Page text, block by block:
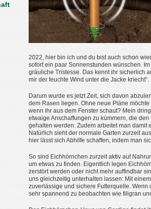
2022, hier bin ich und du bist auch schon
sofort ein paar Sonnenstunden wünschen.
gräuliche Tristesse. Das kennt ihr sicherlich
mir der feuchte Wind unter die Jacke
Darum wurde es jetzt Zeit, sich davon
dem Rasen liegen. Ohne neue Pläne
wenn ihr aus dem Fenster schaut? Mein
etwaige Anschaffungen zu kümmern, die
gehalten werden. Zudem arbeitet man damit
Natürlich sieht der normale Garten zurzeit
hier lässt sich Abhilfe schaffen, indem man
So sind Eichhörnchen zurzeit aktiv auf
um etwas zu finden. Eigentlich legen
zerstört werden oder nicht mehr auffindbar
uns gleichzeitig unterhalten lassen: Mit
zuverlässige und sichere Futterquelle.
sehr spannend zu beobachten wie filigran